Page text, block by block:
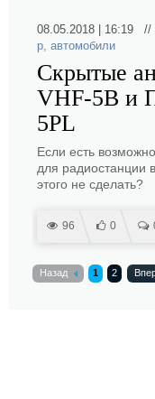
08.05.2018 | 16:19 //
р, автомобили
Скрытые
VHF-5B и
5PL
Если есть
для радиостанции
этого не сделать?
96 0
Назад 1 2